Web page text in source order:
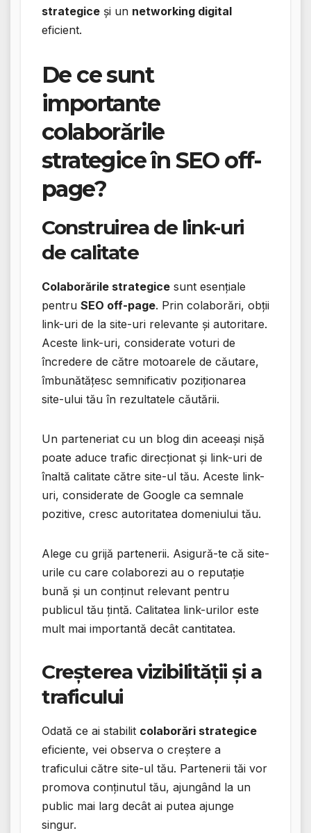
strategice și un networking digital
eficient.
De ce sunt
importante
colaborările
strategice în SEO off-
page?
Construirea de link-uri
de calitate
Colaborările strategice sunt esențiale
pentru SEO off-page. Prin colaborări, obții
link-uri de la site-uri relevante și autoritare.
Aceste link-uri, considerate voturi de
încredere de către motoarele de căutare,
îmbunătățesc semnificativ poziționarea
site-ului tău în rezultatele căutării.
Un parteneriat cu un blog din aceeași nișă
poate aduce trafic direcționat și link-uri de
înaltă calitate către site-ul tău. Aceste link-
uri, considerate de Google ca semnale
pozitive, cresc autoritatea domeniului tău.
Alege cu grijă partenerii. Asigură-te că site-
urile cu care colaborezi au o reputație
bună și un conținut relevant pentru
publicul tău țintă. Calitatea link-urilor este
mult mai importantă decât cantitatea.
Creșterea vizibilității și a
traficului
Odată ce ai stabilit colaborări strategice
eficiente, vei observa o creștere a
traficului către site-ul tău. Partenerii tăi vor
promova conținutul tău, ajungând la un
public mai larg decât ai putea ajunge
singur.